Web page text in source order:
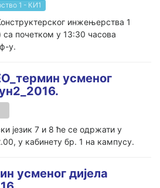
1 - КИ1
инжењерства 1
почетком у 13:30 часова
у.
усменог
језик 7 и 8 ће се одржати у
у кабинету бр. 1 на кампусу.
усменог дијела